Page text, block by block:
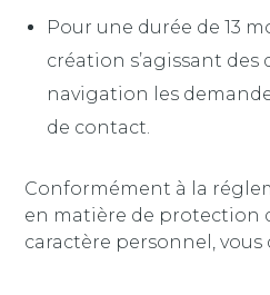
Pour une durée de 13
création s’agissant des
navigation les
de contact.
Conformément à la
en matière de protection
caractère personnel, vous